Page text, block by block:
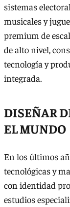
sistemas
musicales y
premium de
de alto nivel,
tecnología y
integrada.
DISEÑAR
EL MUNDO
En los últimos
tecnológicas y
con identidad
estudios